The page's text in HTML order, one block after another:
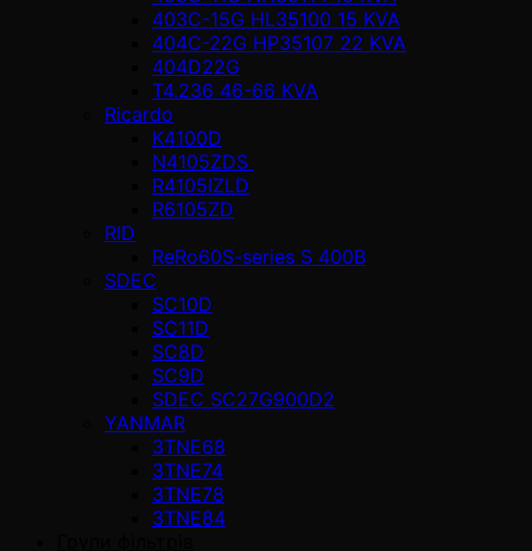
403C-15G HL35100 15 KVA
404C-22G HP35107 22 KVA
404D22G
T4.236 46-66 KVA
Ricardo
K4100D
N4105ZDS
R4105IZLD
R6105ZD
RID
ReRo60S-series S 400В
SDEC
SC10D
SC11D
SC8D
SC9D
SDEC SC27G900D2
YANMAR
3TNE68
3TNE74
3TNE78
3TNE84